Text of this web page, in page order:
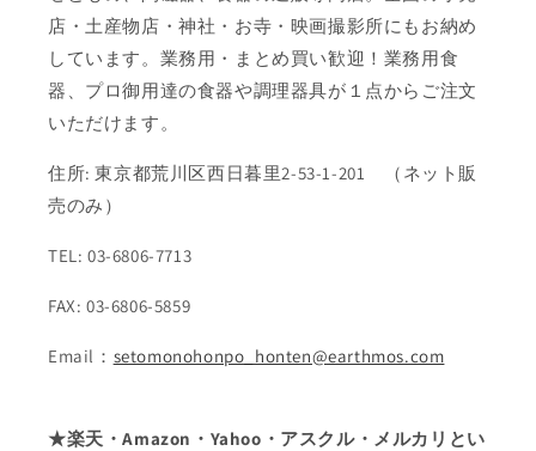
店・土産物店・神社・お寺・映画撮影所にもお納め
しています。業務用・まとめ買い歓迎！業務用食
器、プロ御用達の食器や調理器具が１点からご注文
いただけます。
住所: 東京都荒川区西日暮里2-53-1-201 （ネット販
売のみ）
TEL: 03-6806-7713
FAX: 03-6806-5859
Email： setomonohonpo_honten@earthmos.com
★楽天・Amazon・Yahoo・アスクル・メルカリとい